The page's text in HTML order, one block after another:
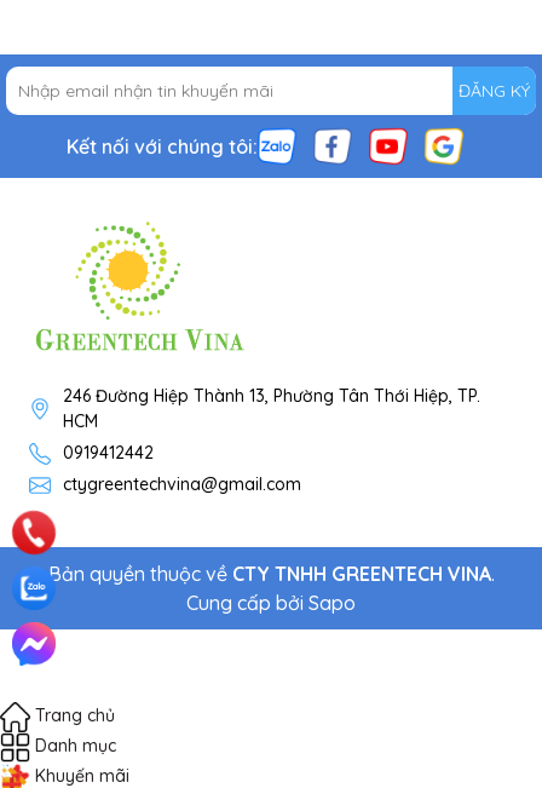
ĐĂNG KÝ
Kết nối với chúng tôi:
246 Đường Hiệp Thành 13, Phường Tân Thới Hiệp, TP.
HCM
0919412442
ctygreentechvina@gmail.com
Bản quyền thuộc về CTY TNHH GREENTECH VINA.
Cung cấp bởi Sapo
Trang chủ
Danh mục
Khuyến mãi